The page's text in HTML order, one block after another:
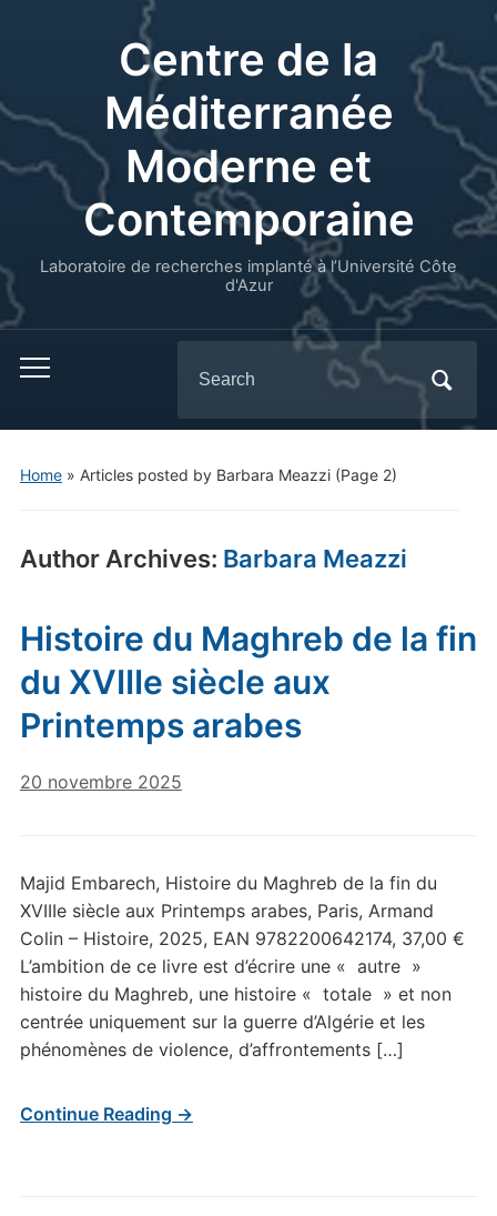
Centre de la
Méditerranée
Moderne et
Contemporaine
Laboratoire de recherches implanté à l’Université Côte
d'Azur
for:
Home» Articles posted by Barbara Meazzi(Page 2)
Author Archives: Barbara Meazzi
Histoire du Maghreb de la fin
du XVIIIe siècle aux
Printemps arabes
20 novembre 2025
Majid Embarech, Histoire du Maghreb de la fin du
XVIIIe siècle aux Printemps arabes, Paris, Armand
Colin – Histoire, 2025, EAN 9782200642174, 37,00 €
L’ambition de ce livre est d’écrire une « autre »
histoire du Maghreb, une histoire « totale » et non
centrée uniquement sur la guerre d’Algérie et les
phénomènes de violence, d’affrontements […]
Continue Reading →